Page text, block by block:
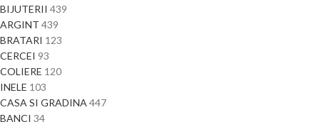
BIJUTERII 439
ARGINT 439
BRATARI 123
CERCEI 93
COLIERE 120
INELE 103
CASA SI GRADINA 447
BANCI 34